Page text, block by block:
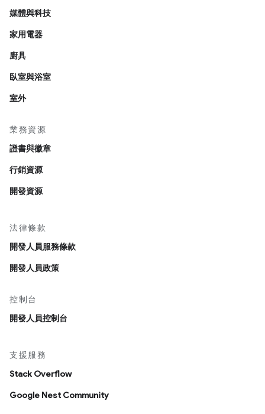
媒體與科技
家用電器
廚具
臥室與浴室
室外
業務資源
證書與徽章
行銷資源
開發資源
法律條款
開發人員服務條款
開發人員政策
控制台
開發人員控制台
支援服務
Stack Overflow
Google Nest Community